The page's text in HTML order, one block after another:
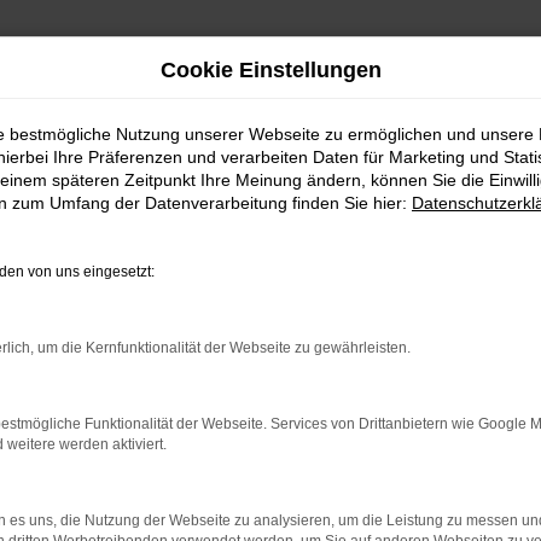
zu Ihnen und Passau
oder einen anderen Ort. Der Hersteller versteht es
von VW Neuwagen überzeugt und bieten
Autohaus mit viel Kompetenz und Herz freuen.
können wir die Vorteile der VW Neuwagen auch
Sie uns an.
Cookie Einstellungen
bestmögliche Nutzung unserer Webseite zu ermöglichen und unsere
Ihre Präferenzen und verarbeiten Daten für Marketing und
späteren Zeitpunkt Ihre Meinung ändern, können Sie die
zum Umfang der Datenverarbeitung finden Sie hier:
von uns eingesetzt:
um die Kernfunktionalität der Webseite zu gewährleisten.
Funktionalität der Webseite. Services von Drittanbietern wie Google
weitere werden aktiviert.
es uns, die Nutzung der Webseite zu analysieren, um die Leistung zu messen